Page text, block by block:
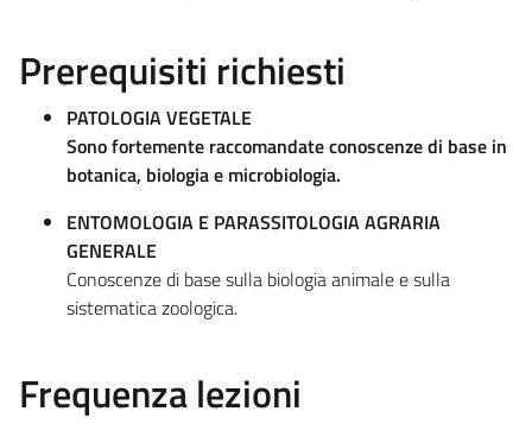
Prerequisiti richiesti
PATOLOGIA VEGETALE
Sono fortemente raccomandate conoscenze di base in
botanica, biologia e microbiologia.
ENTOMOLOGIA E PARASSITOLOGIA AGRARIA
GENERALE
Conoscenze di base sulla biologia animale e sulla
sistematica zoologica.
Frequenza lezioni